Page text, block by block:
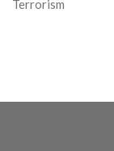
Terrorism